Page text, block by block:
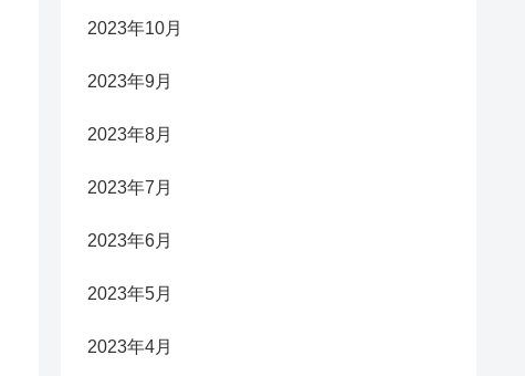
2023年10月
2023年9月
2023年8月
2023年7月
2023年6月
2023年5月
2023年4月